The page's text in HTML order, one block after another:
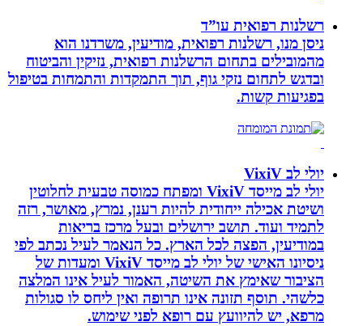
רשלנות רפואית עו”ד
ניסן מנו, רשלנות רפואית, מודיעין, משרדנו הוא
מהמובילים בתחום הרשלנות רפואית, נזיקין והביטוח
ובדגש לתחום נזקי גוף, תוך התמקדות והתמחות בטיפול
בפגיעות קשות.
יולי לב VixiV
יולי לב מייסד VixiV ומפתח כמוסה טבעית לחלוטין
ושיטת אכילה ייחודית להיות רענן, נמרץ, מאושר, רזה
לתמיד ועוד. תושב ירושלים ובעל מרכז בריאות
במודיעין, הפצה לכל הארץ. כל הנאמר לעיל נכתב לפי
ניסיונו האישי של יולי לב מייסד VixiV ומעדות של
הציבור שאימץ את השיטה, האמור לעיל אינו המלצה
כלשהי. תוסף תזונה אינו תרופה ואין ליחס לו סגולות
מרפא, יש להיוועץ עם רופא לפני שימוש.